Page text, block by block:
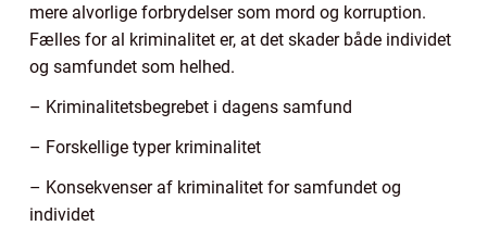
mere alvorlige forbrydelser som mord og korruption.
Fælles for al kriminalitet er, at det skader både individet
og samfundet som helhed.
– Kriminalitetsbegrebet i dagens samfund
– Forskellige typer kriminalitet
– Konsekvenser af kriminalitet for samfundet og
individet